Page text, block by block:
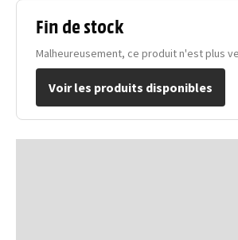
Fin de stock
Malheureusement, ce produit n'est plus
Voir les produits disponibles